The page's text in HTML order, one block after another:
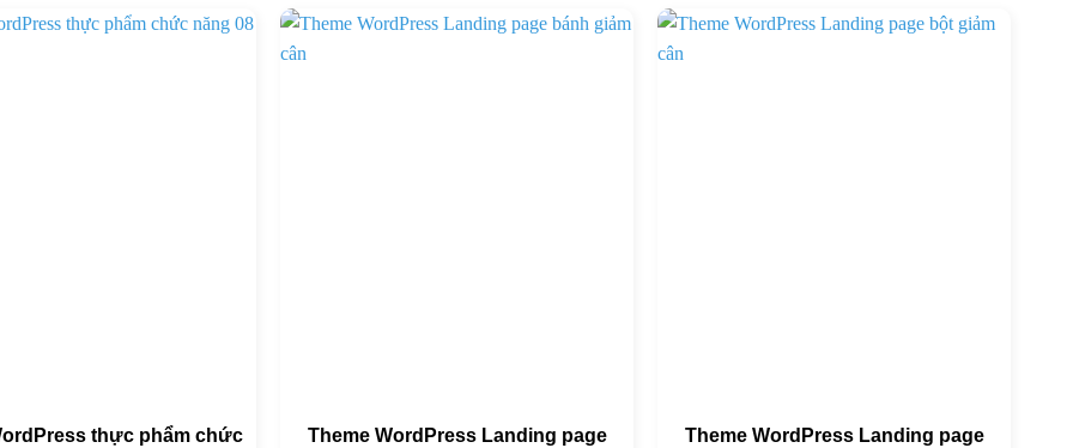
thực phẩm chức
Theme WordPress Landing page
Theme WordPress Landing page